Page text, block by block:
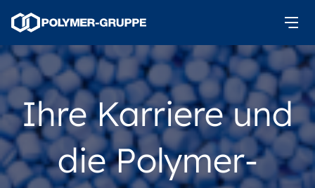
Ihre Karriere und
die Polymer-